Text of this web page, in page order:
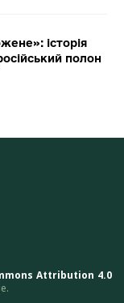
історія
полон
Attribution 4.0